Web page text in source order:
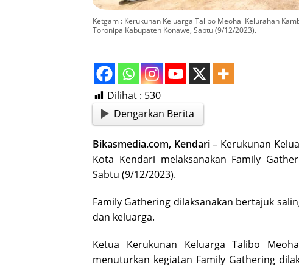
Ketgam : Kerukunan Keluarga Talibo Meohai Kelurahan
Toronipa Kabupaten Konawe, Sabtu (9/12/2023).
Dilihat : 530
Dengarkan Berita
Bikasmedia.com, Kendari– Kerukunan
Kota Kendari melaksanakan Family
Sabtu (9/12/2023).
Family Gathering dilaksanakan bertajuk
dan keluarga.
Ketua Kerukunan Keluarga Talibo
menuturkan kegiatan Family Gathering